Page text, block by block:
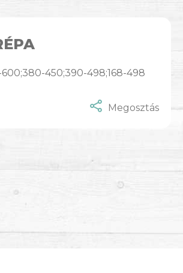
450;390-498;168-498
Megosztás